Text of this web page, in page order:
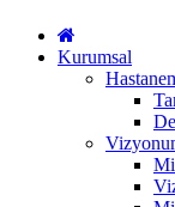
Kurumsal